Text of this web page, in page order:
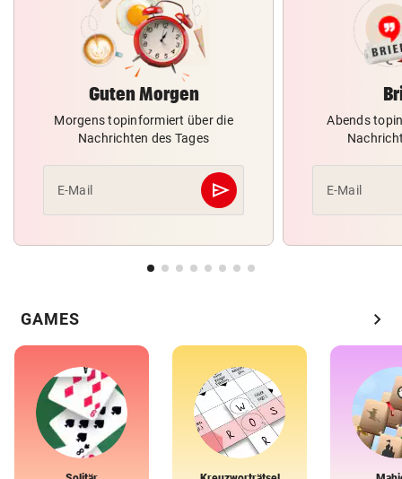
Guten Morgen
Morgens topinformiert über die
Nachrichten des Tages
E-Mail send
Abschicken
Abends
E-Mail
GAMES chevron_right